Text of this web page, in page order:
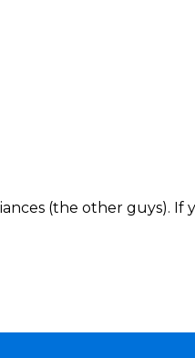
(the other guys). If